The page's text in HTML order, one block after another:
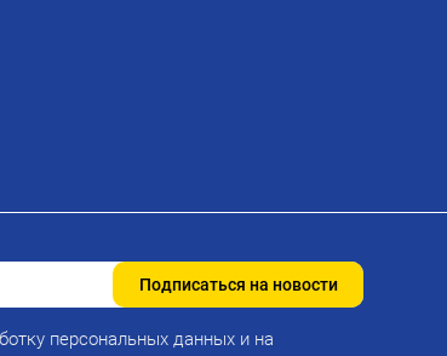
Подписаться на новости
персональных данных и на